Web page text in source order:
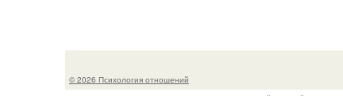
© 2026 Психология отношений